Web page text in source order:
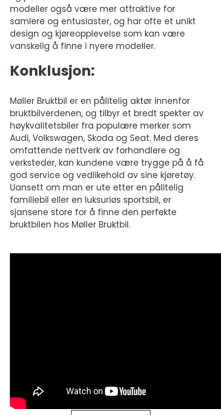
modeller også være mer attraktive for
samlere og entusiaster, og har ofte et unikt
design og kjøreopplevelse som kan være
vanskelig å finne i nyere modeller.
Konklusjon:
Møller Bruktbil er en pålitelig aktør innenfor
bruktbilverdenen, og tilbyr et bredt spekter av
høykvalitetsbiler fra populære merker som
Audi, Volkswagen, Skoda og Seat. Med deres
omfattende nettverk av forhandlere og
verksteder, kan kundene være trygge på å få
god service og vedlikehold av sine kjøretøy.
Uansett om man er ute etter en pålitelig
familiebil eller en luksuriøs sportsbil, er
sjansene store for å finne den perfekte
bruktbilen hos Møller Bruktbil.